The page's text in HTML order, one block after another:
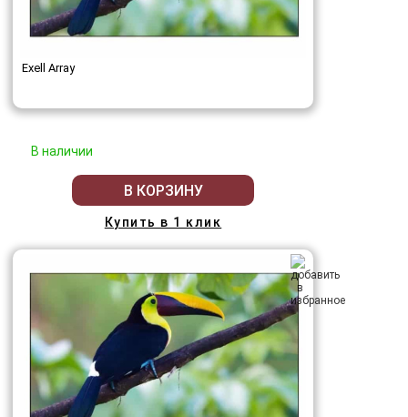
Exell Array
В наличии
В КОРЗИНУ
Купить в 1 клик